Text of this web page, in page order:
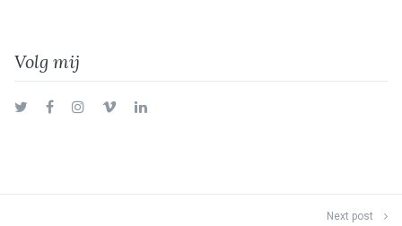
Volg mij
TwitterFacebookInstagram
VimeoLinkedIn
Next post